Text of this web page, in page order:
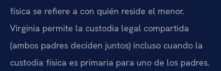
física se refiere a con quién reside el menor.
Virginia permite la custodia legal compartida
(ambos padres deciden juntos) incluso cuando la
custodia física es primaria para uno de los padres.